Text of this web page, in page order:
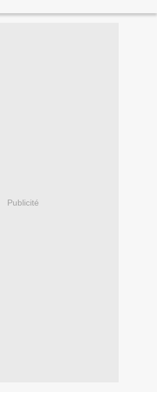
Publicité